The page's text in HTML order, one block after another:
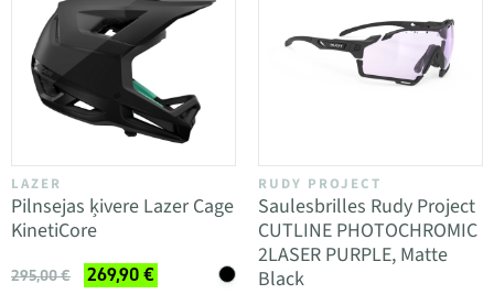
LAZER
Pilnsejas ķivere Lazer Cage
KinetiCore
295,00 € 269,90 €
RUDY PROJECT
Saulesbrilles Rudy Project
CUTLINE PHOTOCHROMIC
2LASER PURPLE, Matte
Black